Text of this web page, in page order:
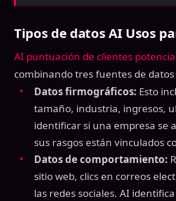
Tipos de datos AI Usos
AI puntuación de clientes
combinando tres fuentes de
Datos firmográficos: Esto
tamaño, industria, ingresos,
identificar si una empresa se
sus rasgos están vinculados
Datos de comportamiento:
sitio web, clics en correos
las redes sociales. AI